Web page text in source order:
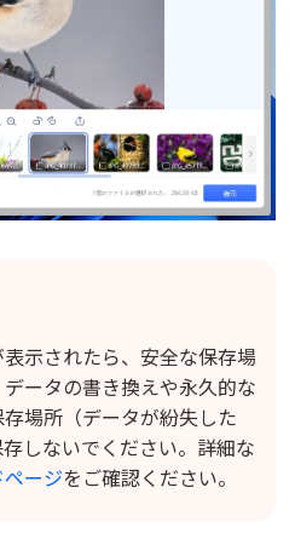
示されたら、安全な保存場
ータの書き換えや永久的な
場所（データが紛失した
しないでください。詳細な
ージをご確認ください。